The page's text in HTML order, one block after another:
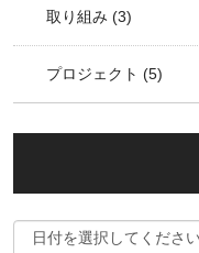
取り組み (3)
プロジェクト (5)